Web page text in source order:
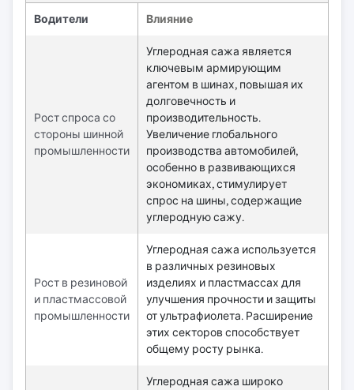
Водители Влияние
Рост спроса со
стороны шинной
промышленности
Углеродная сажа является
ключевым армирующим
агентом в шинах, повышая их
долговечность и
производительность.
Увеличение глобального
производства автомобилей,
особенно в развивающихся
экономиках, стимулирует
спрос на шины, содержащие
углеродную сажу.
Рост в резиновой
и пластмассовой
промышленности
Углеродная сажа используется
в различных резиновых
изделиях и пластмассах для
улучшения прочности и защиты
от ультрафиолета. Расширение
этих секторов способствует
общему росту рынка.
Углеродная сажа широко